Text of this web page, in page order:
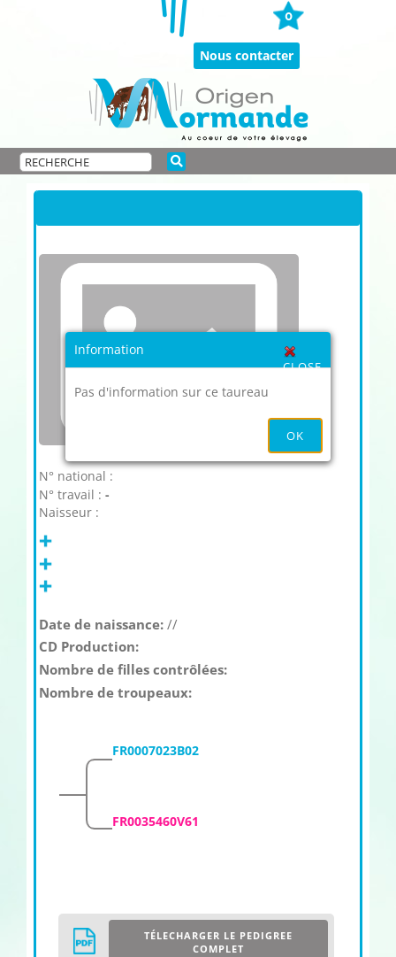
0
Nous contacter
N° national :
N° travail : -
Naisseur :
Date de naissance://
CD Production:
Nombre de filles contrôlées:
Nombre de troupeaux:
FR0007023B02
FR0035460V61
TÉLECHARGER LE PEDIGREE
COMPLET
Information
CLOSE
Pas d'information sur ce taureau
OK